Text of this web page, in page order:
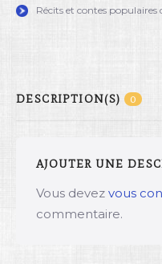
Récits et contes populaires
DESCRIPTION(S) 0
AJOUTER UNE
Vous devez vous
commentaire.